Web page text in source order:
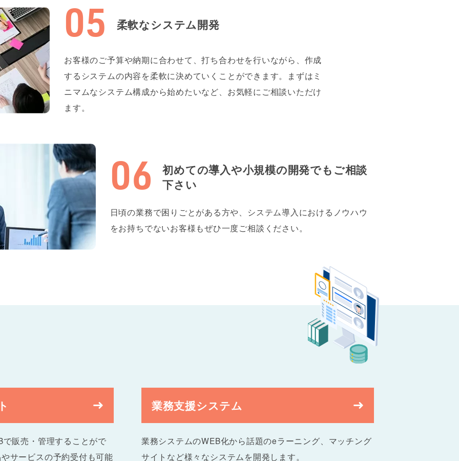
柔軟なシステム開発
お客様のご予算や納期に合わせて、打ち合わせを行いながら、作成
するシステムの内容を柔軟に決めていくことができます。まずはミ
ニマムなシステム構成から始めたいなど、お気軽にご相談いただけ
ます。
初めての導入や小規模の開発でもご相談
下さい
日頃の業務で困りごとがある方や、システム導入におけるノウハウ
をお持ちでないお客様もぜひ一度ご相談ください。
販売・管理することがで
サービスの予約受付も可能
業務支援システム
業務システムのWEB化から話題のeラーニング、マッチング
サイトなど様々なシステムを開発します。